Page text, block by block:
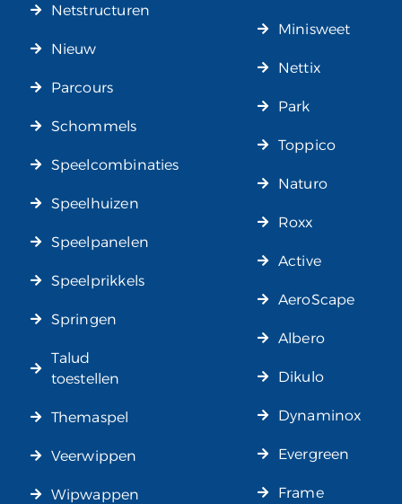
Netstructuren
Nieuw
Parcours
Schommels
Speelcombinaties
Speelhuizen
Speelpanelen
Speelprikkels
Springen
Talud
toestellen
Themaspel
Veerwippen
Wipwappen
Minisweet
Nettix
Park
Toppico
Naturo
Roxx
Active
AeroScape
Albero
Dikulo
Dynaminox
Evergreen
Frame